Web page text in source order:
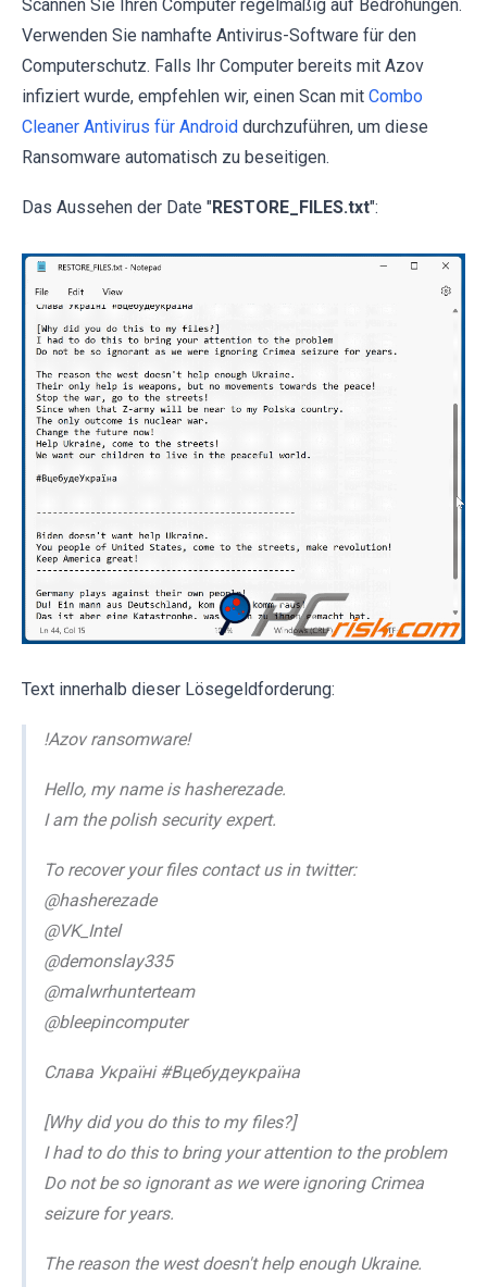
Scannen Sie Ihren Computer regelmäßig auf Bedrohungen.
Verwenden Sie namhafte Antivirus-Software für den
Computerschutz. Falls Ihr Computer bereits mit Azov
infiziert wurde, empfehlen wir, einen Scan mit Combo
Cleaner Antivirus für Android durchzuführen, um diese
Ransomware automatisch zu beseitigen.
Das Aussehen der Date "RESTORE_FILES.txt":
Text innerhalb dieser Lösegeldforderung:
!Azov ransomware!
Hello, my name is hasherezade.
I am the polish security expert.
To recover your files contact us in twitter:
@hasherezade
@VK_Intel
@demonslay335
@malwrhunterteam
@bleepincomputer
Слава Україні #Вцебудеукраїна
[Why did you do this to my files?]
I had to do this to bring your attention to the problem
Do not be so ignorant as we were ignoring Crimea
seizure for years.
The reason the west doesn't help enough Ukraine.